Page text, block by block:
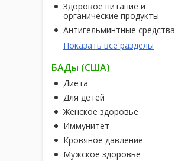
Здоровое питание и
органические продукты
Антигельминтные средства
Показать все разделы
БАДы (США)
Диета
Для детей
Женское здоровье
Иммунитет
Кровяное давление
Мужское здоровье